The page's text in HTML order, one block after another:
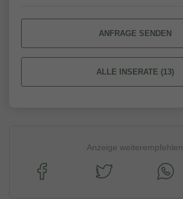
ANFRAGE SENDEN
ALLE INSERATE (13)
Anzeige weiterempfehlen